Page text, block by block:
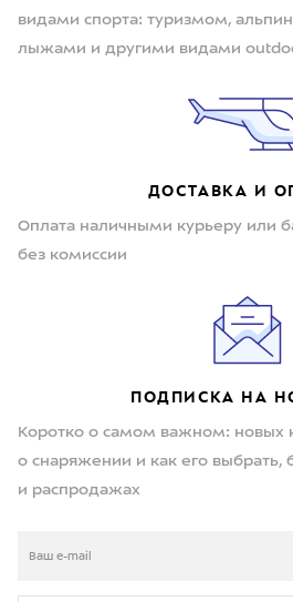
видами спорта: туризмом,
лыжами и другими видами
ДОСТАВКА И
Оплата наличными курьеру или
без комиссии
ПОДПИСКА НА
Коротко о самом важном: новых
о снаряжении и как его
и распродажах